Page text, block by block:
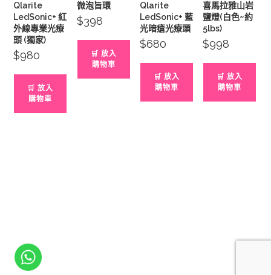
Qlarite
LedSonic+ 紅
外線專業光療
頭 (獨家)
$980
🛒 放入
購物車
微泡旨環
$398
🛒 放入
購物車
Qlarite
LedSonic+ 藍
光暗瘡光療頭
$680
🛒 放入
購物車
喜馬拉雅山岩
鹽燈(白色~約
5lbs)
$998
🛒 放入
購物車